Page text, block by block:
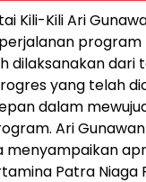
Kili-Kili Ari
program
dilaksanakan dari
yang telah
dalam
Ari
menyampaikan
Patra Niaga